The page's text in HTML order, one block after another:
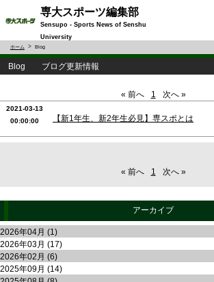
専大スポーツ編集部
Sensupo - Sports News of Senshu
University
ホーム Blog
Blog ブログ更新情報
« 前へ 1 次へ »
2021-03-13
00:00:00
【新1年生、新2年生必見】専スポとは
« 前へ 1 次へ »
アーカイブ
2026年04月 (1)
2026年03月 (17)
2026年02月 (6)
2025年09月 (14)